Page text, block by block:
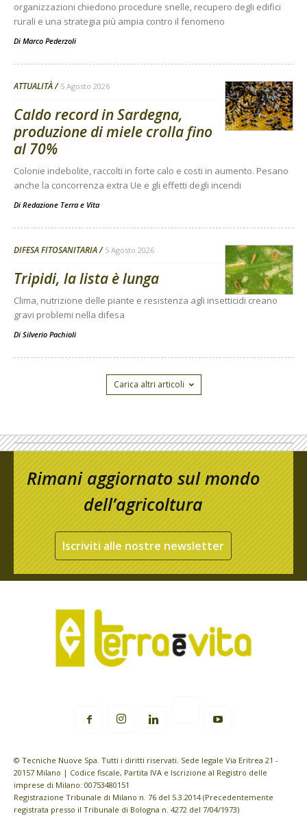
organizzazioni chiedono procedure snelle, recupero degli edifici
rurali e una strategia più ampia contro il fenomeno
Di Marco Pederzoli
ATTUALITÀ 5 Agosto 2026
Caldo record in Sardegna,
produzione di miele crolla fino
al 70%
Colonie indebolite, raccolti in forte calo e costi in aumento. Pesano
anche la concorrenza extra Ue e gli effetti degli incendi
Di Redazione Terra e Vita
DIFESA FITOSANITARIA 5 Agosto 2026
Tripidi, la lista è lunga
Clima, nutrizione delle piante e resistenza agli insetticidi creano
gravi problemi nella difesa
Di Silverio Pachioli
Carica altri articoli
Rimani aggiornato sul mondo
dell’agricoltura
Iscriviti alle nostre newsletter
© Tecniche Nuove Spa. Tutti i diritti riservati. Sede legale Via Eritrea 21 -
20157 Milano | Codice fiscale, Partita IVA e Iscrizione al Registro delle
imprese di Milano: 00753480151
Registrazione Tribunale di Milano n. 76 del 5.3.2014 (Precedentemente
registrata presso il Tribunale di Bologna n. 4272 del 7/04/1973)